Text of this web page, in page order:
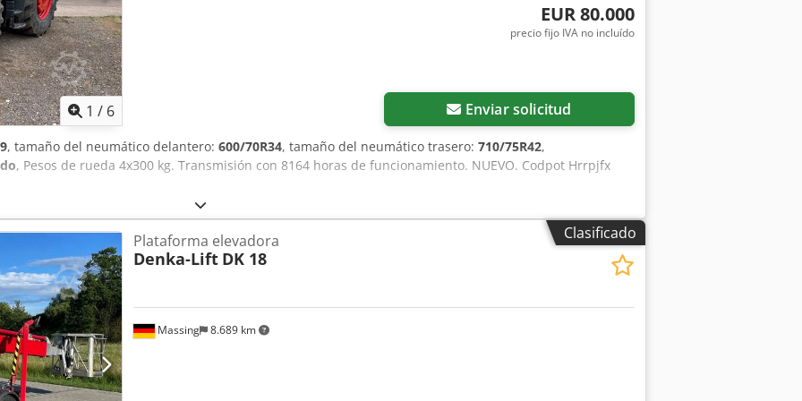
4700 mm • Ancho: 4220 mm • Altura: 4380 mm • Alimentación: 3 × 400 V, 50 Hz • Consumo de
estándar 2900 mm • Altura de salida de los palets: 550 mm • Color: Hammerschlag verde malaquita
— Estado de la máquina • Usada, en muy buen estado, completa. • Mantenimiento regular. • Posibilidad
A convenir – por favor, póngase en contacto para recibir una oferta.
1 / 6
EUR 80.000
precio fijo IVA no incluído
Enviar solicitud
, tamaño del neumático delantero: 600/70R34, tamaño del neumático trasero: 710/75R42,
, Pesos de rueda 4x300 kg. Transmisión con 8164 horas de funcionamiento. NUEVO. Codpot Hrrpjfx
Clasificado
Massing 8.689 km
Plataforma elevadora
Denka-Lift DK 18